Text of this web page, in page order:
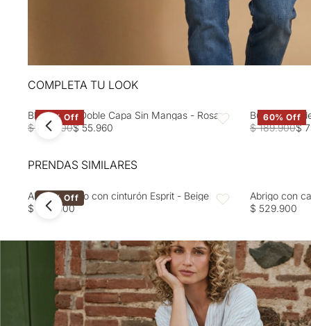
COMPLETA TU LOOK
60% Off Favoritos
Blusa Rosa Doble Capa Sin Mangas - Rosa
$ 139.900$ 55.960
60% Off
Buzo tejido
$ 189.900$
PRENDAS SIMILARES
40% Off Favoritos
Abrigo ceñido con cinturón Esprit - Beige
$ 499.900
Abrigo con
$ 529.900